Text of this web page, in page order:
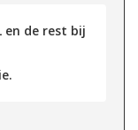
en de rest bij